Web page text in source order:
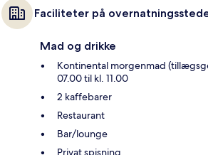
Faciliteter på
Mad og drikke
Kontinental morgenmad
07.00 til kl. 11.00
2 kaffebarer
Restaurant
Bar/lounge
Privat spisning